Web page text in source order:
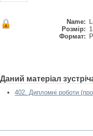
Name:
Розмір:
Формат:
Даний матеріал
402. Дипломні роботи